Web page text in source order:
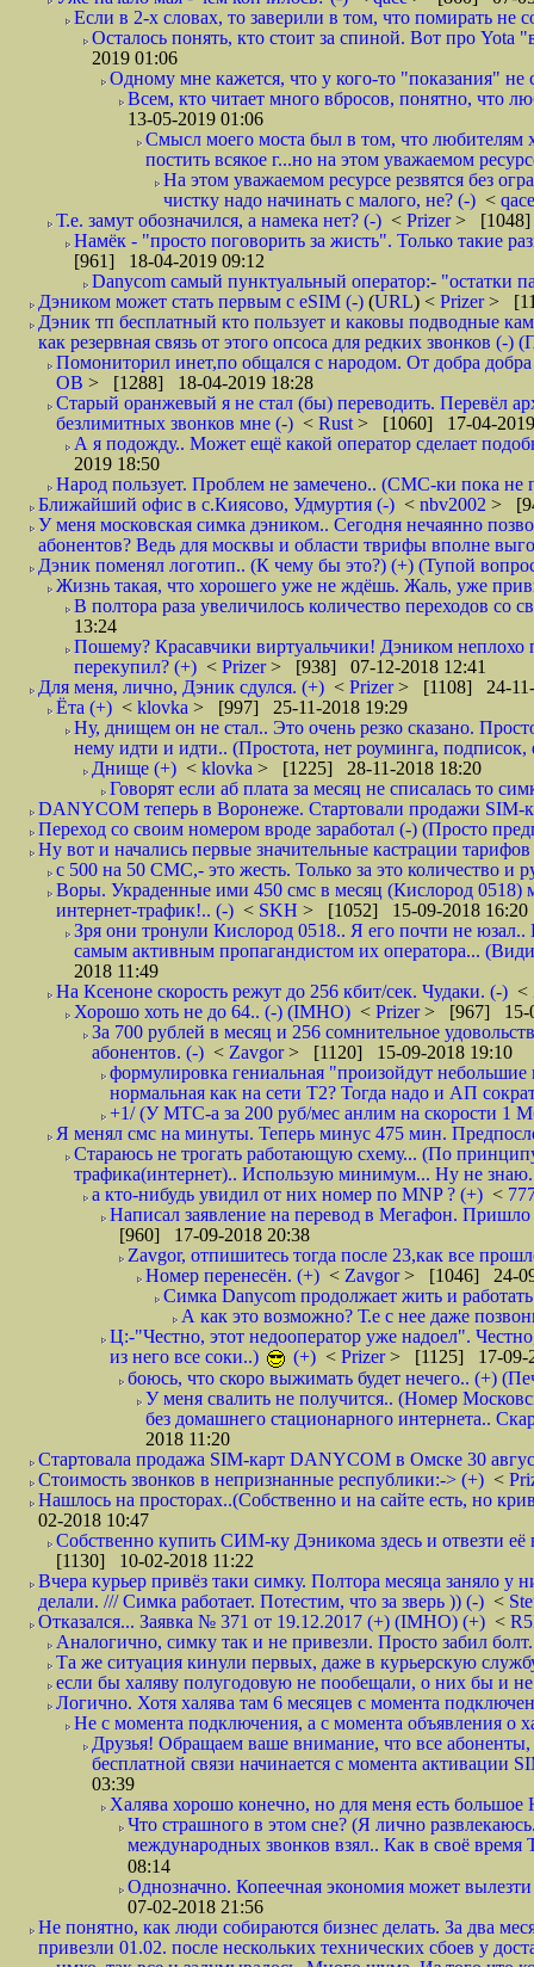
Если в 2-х словах, то заверили в том, что помирать не
Осталось понять, кто стоит за спиной. Вот про Yota
2019 01:06
Одному мне кажется, что у кого-то "показания" не
Всем, кто читает много вбросов, понятно, что
13-05-2019 01:06
Смысл моего моста был в том, что любителям
постить всякое г...но на этом уважаемом
На этом уважаемом ресурсе резвятся без
чистку надо начинать с малого, не? (-) <
Т.е. замут обозначился, а намека нет? (-) < Prizer> [1048]
Намёк - "просто поговорить за жисть". Только такие
[961] 18-04-2019 09:12
Danycom самый пунктуальный оператор:- "остатки
Дэником может стать первым с еSIM (-) (URL) < Prizer>
Дэник тп бесплатный кто пользует и каковы подводные
как резервная связь от этого опсоса для редких звонков (-)
Помониторил инет,по общался с народом. От добра
ОВ > [1288] 18-04-2019 18:28
Старый оранжевый я не стал (бы) переводить. Перевёл
безлимитных звонков мне (-) < Rust > [1060] 17-04-
А я подожду.. Может ещё какой оператор сделает
2019 18:50
Народ пользует. Проблем не замечено.. (СМС-ки пока
Ближайший офис в с.Киясово, Удмуртия (-) < nbv2002 >
У меня московская симка дэником.. Сегодня нечаянно
абонентов? Ведь для москвы и области тврифы вполне
Дэник поменял логотип.. (К чему бы это?) (+) (Тупой
Жизнь такая, что хорошего уже не ждёшь. Жаль, уже
В полтора раза увеличилось количество переходов
13:24
Пошему? Красавчики виртуальчики! Дэником
перекупил? (+) < Prizer> [938] 07-12-2018 12:41
Для меня, лично, Дэник сдулся. (+) < Prizer> [1108] 24-11-
Ёта (+) < klovka > [997] 25-11-2018 19:29
Ну, днищем он не стал.. Это очень резко сказано.
нему идти и идти.. (Простота, нет роуминга,
Днище (+) < klovka > [1225] 28-11-2018 18:20
Говорят если аб плата за месяц не списалась то
DANYCOM теперь в Воронеже. Стартовали продажи SIM-
Переход со своим номером вроде заработал (-) (Просто
Ну вот и начались первые значительные кастрации
с 500 на 50 СМС,- это жесть. Только за это количество и
Воры. Украденные ими 450 смс в месяц (Кислород 0518)
интернет-трафик!.. (-) < SKH > [1052] 15-09-2018 16:20
Зря они тронули Кислород 0518.. Я его почти не
самым активным пропагандистом их оператора...
2018 11:49
На Ксеноне скорость режут до 256 кбит/сек. Чудаки. (-) <
Хорошо хоть не до 64.. (-) (IMHO) < Prizer> [967] 15-
За 700 рублей в месяц и 256 сомнительное
абонентов. (-) < Zavgor> [1120] 15-09-2018 19:10
формулировка гениальная "произойдут небольшие
нормальная как на сети Т2? Тогда надо и АП
+1/ (У МТС-а за 200 руб/мес анлим на скорости 1
Я менял смс на минуты. Теперь минус 475 мин.
Стараюсь не трогать работающую схему... (По
трафика(интернет).. Использую минимум... Ну не
а кто-нибудь увидил от них номер по MNP ? (+) <
Написал заявление на перевод в Мегафон.
[960] 17-09-2018 20:38
Zavgor, отпишитесь тогда после 23,как все
Номер перенесён. (+) < Zavgor> [1046] 24-
Симка Danycom продолжает жить и
А как это возможно? Т.е с нее даже
Ц:-"Честно, этот недооператор уже надоел".
из него все соки..)
(+) < Prizer> [1125] 17-09-
боюсь, что скоро выжимать будет нечего.. (+)
У меня свалить не получится.. (Номер
без домашнего стационарного интернета..
2018 11:20
Стартовала продажа SIM-карт DANYCOM в Омске 30
Стоимость звонков в непризнанные республики:-> (+) <
Нашлось на просторах..(Собственно и на сайте есть, но
02-2018 10:47
Собственно купить СИМ-ку Дэникома здесь и отвезти
[1130] 10-02-2018 11:22
Вчера курьер привёз таки симку. Полтора месяца заняло
делали. /// Симка работает. Потестим, что за зверь )) (-) <
Отказался... Заявка № 371 от 19.12.2017 (+) (IMHO) (+) <
Аналогично, симку так и не привезли. Просто забил
Та же ситуация кинули первых, даже в курьерскую
если бы халяву полугодовую не пообещали, о них бы и
Логично. Хотя халява там 6 месяцев с момента
Не с момента подключения, а с момента объявления о
Друзья! Обращаем ваше внимание, что все
бесплатной связи начинается с момента
03:39
Халява хорошо конечно, но для меня есть
Что страшного в этом сне? (Я лично
международных звонков взял.. Как в своё
08:14
Однозначно. Копеечная экономия может
07-02-2018 21:56
Не понятно, как люди собираются бизнес делать. За два
привезли 01.02. после нескольких технических сбоев у